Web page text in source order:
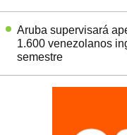
Aruba supervisará
1.600 venezolanos
semestre